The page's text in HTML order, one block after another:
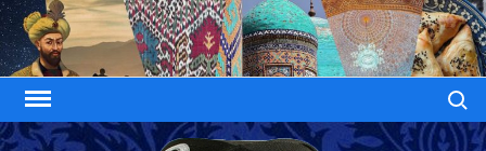
Skip
to
content